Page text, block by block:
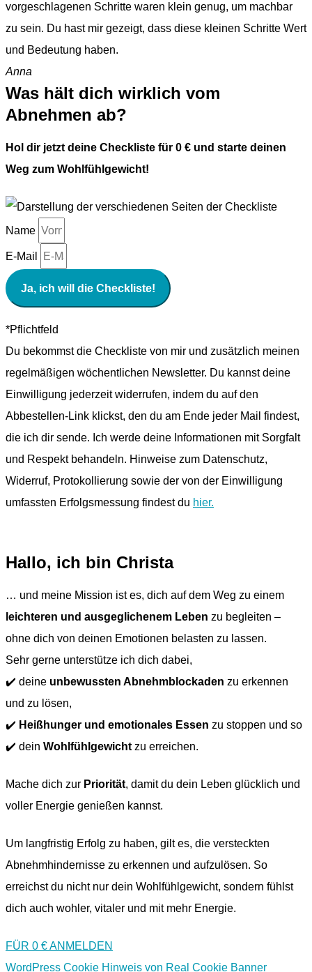
vorgeschlagenen Schritte waren klein genug, um machbar
zu sein. Du hast mir gezeigt, dass diese kleinen Schritte Wert
und Bedeutung haben.
Anna
Was hält dich wirklich vom
Abnehmen ab?
Hol dir jetzt deine Checkliste für 0 € und starte deinen
Weg zum Wohlfühlgewicht!
Name
E-Mail
Ja, ich will die Checkliste!
*Pflichtfeld
Du bekommst die Checkliste von mir und zusätzlich meinen
regelmäßigen wöchentlichen Newsletter. Du kannst deine
Einwilligung jederzeit widerrufen, indem du auf den
Abbestellen-Link klickst, den du am Ende jeder Mail findest,
die ich dir sende. Ich werde deine Informationen mit Sorgfalt
und Respekt behandeln. Hinweise zum Datenschutz,
Widerruf, Protokollierung sowie der von der Einwilligung
umfassten Erfolgsmessung findest du hier.
Hallo, ich bin Christa
… und meine Mission ist es, dich auf dem Weg zu einem
leichteren und ausgeglichenem Leben zu begleiten –
ohne dich von deinen Emotionen belasten zu lassen.
Sehr gerne unterstütze ich dich dabei,
✔️ deine unbewussten Abnehmblockaden zu erkennen
und zu lösen,
✔️ Heißhunger und emotionales Essen zu stoppen und so
✔️ dein Wohlfühlgewicht zu erreichen.
Mache dich zur Priorität, damit du dein Leben glücklich und
voller Energie genießen kannst.
Um langfristig Erfolg zu haben, gilt es, die versteckten
Abnehmhindernisse zu erkennen und aufzulösen. So
erreichst du nicht nur dein Wohlfühlgewicht, sondern fühlst
dich auch wohler, vitaler und mit mehr Energie.
FÜR 0 € ANMELDEN
WordPress Cookie Hinweis von Real Cookie Banner